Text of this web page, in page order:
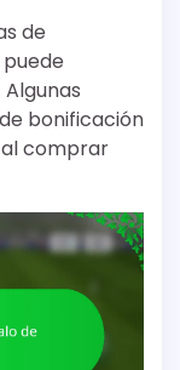
de
bonificación
comprar